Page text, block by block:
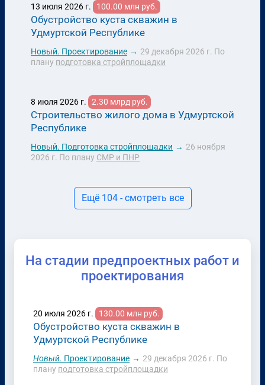
13 июля 2026 г. 100.00 млн руб.
Обустройство куста скважин в
Удмуртской Республике
Новый. Проектирование → 29 декабря 2026 г. По
плану подготовка стройплощадки
8 июля 2026 г. 2.30 млрд руб.
Строительство жилого дома в Удмуртской
Республике
Новый. Подготовка стройплощадки → 26 ноября
2026 г. По плану СМР и ПНР
Ещё 104 - смотреть все
На стадии предпроектных работ и
проектирования
20 июля 2026 г. 130.00 млн руб.
Обустройство куста скважин в
Удмуртской Республике
Новый. Проектирование → 29 декабря 2026 г. По
плану подготовка стройплощадки